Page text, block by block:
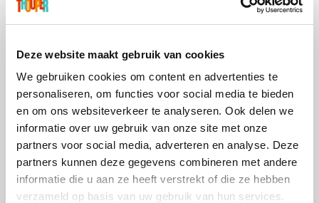
Deze website maakt gebruik van cookies
We gebruiken cookies om content en advertenties te
personaliseren, om functies voor social media te bieden
en om ons websiteverkeer te analyseren. Ook delen we
informatie over uw gebruik van onze site met onze
partners voor social media, adverteren en analyse. Deze
partners kunnen deze gegevens combineren met andere
informatie die u aan ze heeft verstrekt of die ze hebben
verzameld op basis van uw gebruik van hun services.
Weekendesk Sarenza Schiesser Interhome